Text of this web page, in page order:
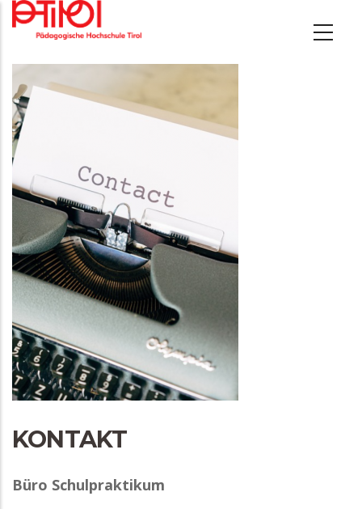
Direkt
Inhalt
KONTAKT
Büro Schulpraktikum